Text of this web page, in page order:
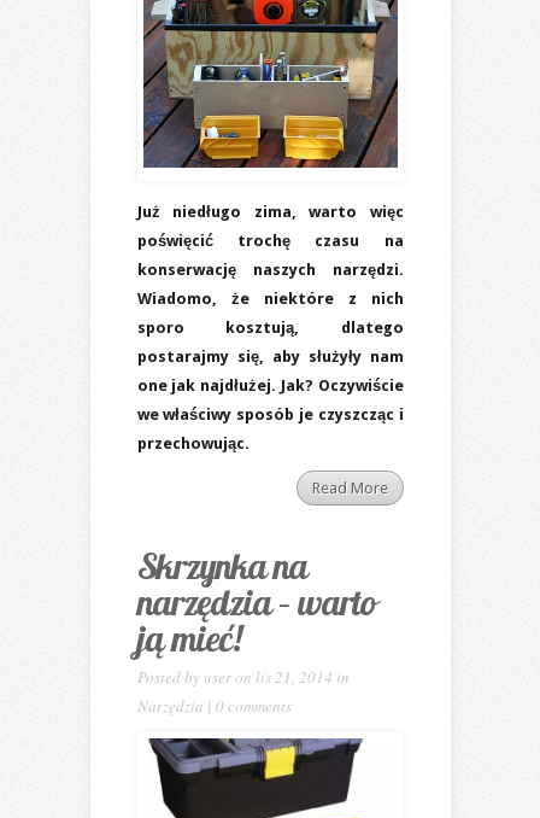
Już niedługo zima, warto więc
poświęcić trochę czasu na
konserwację naszych narzędzi.
Wiadomo, że niektóre z nich
sporo kosztują, dlatego
postarajmy się, aby służyły nam
one jak najdłużej. Jak? Oczywiście
we właściwy sposób je czyszcząc i
przechowując.
Read More
Skrzynka na
narzędzia – warto
ją mieć!
Posted by useron lis 21, 2014 in
Narzędzia | 0 comments